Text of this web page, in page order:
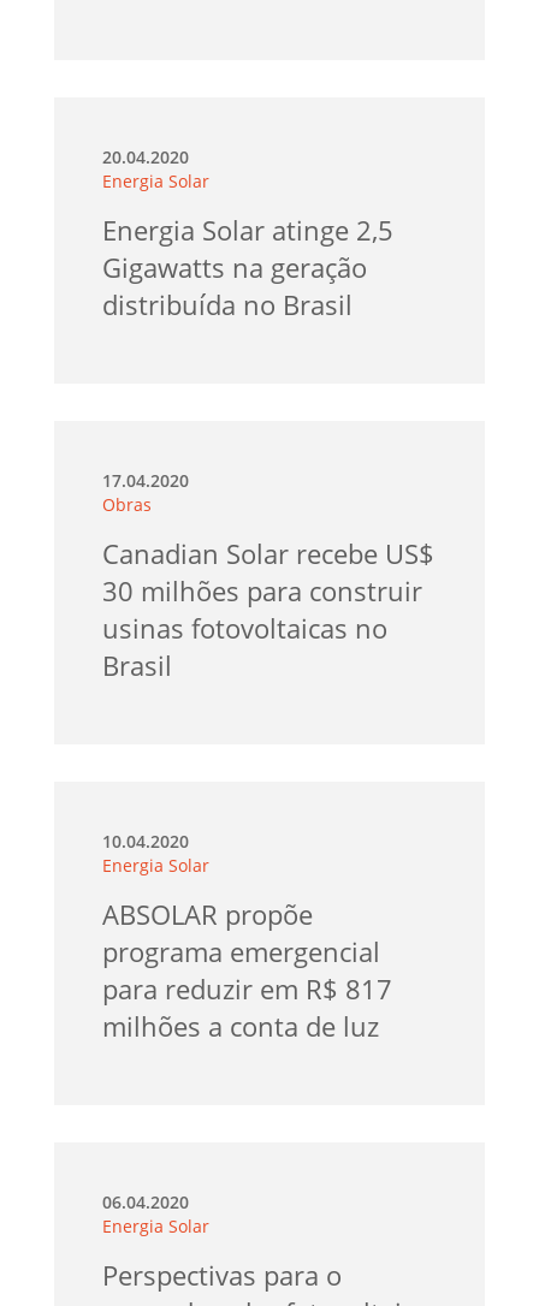
20.04.2020
Energia Solar
Energia Solar atinge 2,5
Gigawatts na geração
distribuída no Brasil
17.04.2020
Obras
Canadian Solar recebe US$
30 milhões para construir
usinas fotovoltaicas no
Brasil
10.04.2020
Energia Solar
ABSOLAR propõe
programa emergencial
para reduzir em R$ 817
milhões a conta de luz
06.04.2020
Energia Solar
Perspectivas para o